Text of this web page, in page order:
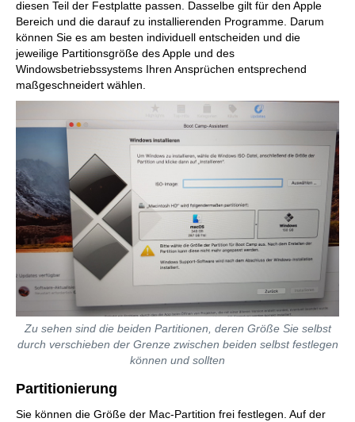
diesen Teil der Festplatte passen. Dasselbe gilt für den Apple
Bereich und die darauf zu installierenden Programme. Darum
können Sie es am besten individuell entscheiden und die
jeweilige Partitionsgröße des Apple und des
Windowsbetriebssystems Ihren Ansprüchen entsprechend
maßgeschneidert wählen.
Zu sehen sind die beiden Partitionen, deren Größe Sie selbst
durch verschieben der Grenze zwischen beiden selbst festlegen
können und sollten
Partitionierung
Sie können die Größe der Mac-Partition frei festlegen. Auf der